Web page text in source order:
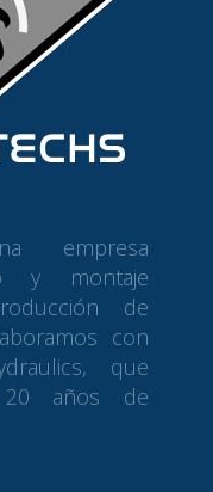
empresa
y montaje
de
con
que
años de